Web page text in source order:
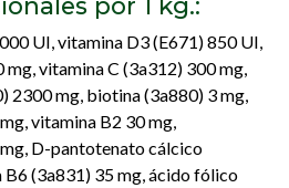
UI, vitamina D3 (E671) 850 UI,
vitamina C (3a312) 300 mg,
2300 mg, biotina (3a880) 3 mg,
vitamina B2 30 mg,
D-pantotenato cálcico
(3a831) 35 mg, ácido fólico